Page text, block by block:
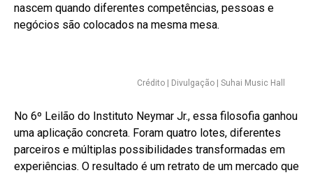
nascem quando diferentes competências, pessoas e
negócios são colocados na mesma mesa.
Crédito | Divulgação | Suhai Music Hall
No 6º Leilão do Instituto Neymar Jr., essa filosofia ganhou
uma aplicação concreta. Foram quatro lotes, diferentes
parceiros e múltiplas possibilidades transformadas em
experiências. O resultado é um retrato de um mercado que